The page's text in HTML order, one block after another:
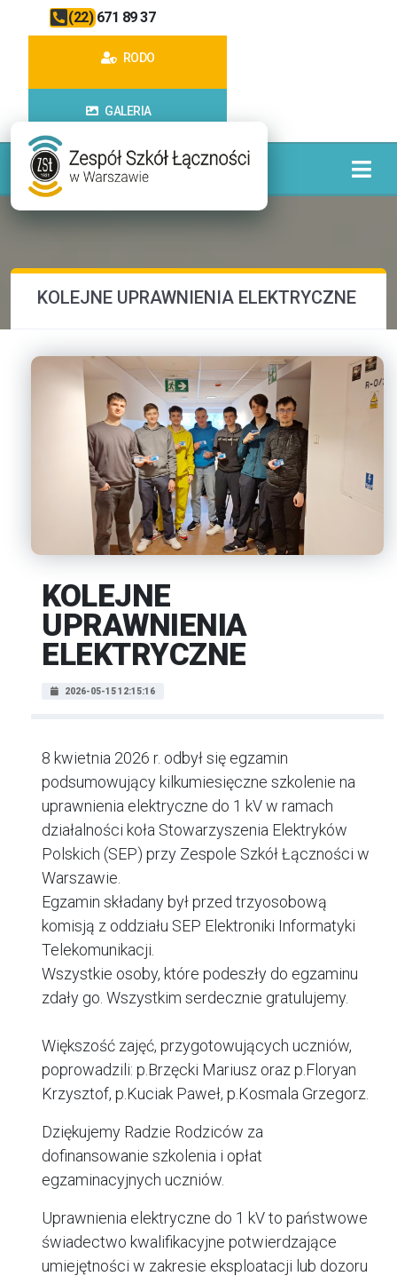
(22) 671 89 37
RODO
GALERIA
KOLEJNE UPRAWNIENIA ELEKTRYCZNE
KOLEJNE
UPRAWNIENIA
ELEKTRYCZNE
2026-05-15 12:15:16
8 kwietnia 2026 r. odbył się egzamin
podsumowujący kilkumiesięczne szkolenie na
uprawnienia elektryczne do 1 kV w ramach
działalności koła Stowarzyszenia Elektryków
Polskich (SEP) przy Zespole Szkół Łączności w
Warszawie.
Egzamin składany był przed trzyosobową
komisją z oddziału SEP Elektroniki Informatyki
Telekomunikacji.
Wszystkie osoby, które podeszły do egzaminu
zdały go. Wszystkim serdecznie gratulujemy.
Większość zajęć, przygotowujących uczniów,
poprowadzili: p.Brzęcki Mariusz oraz p.Floryan
Krzysztof, p.Kuciak Paweł, p.Kosmala Grzegorz.
Dziękujemy Radzie Rodziców za
dofinansowanie szkolenia i opłat
egzaminacyjnych uczniów.
Uprawnienia elektryczne do 1 kV to państwowe
świadectwo kwalifikacyjne potwierdzające
umiejętności w zakresie eksploatacji lub dozoru